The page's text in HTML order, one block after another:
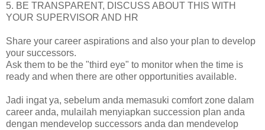
5. BE TRANSPARENT, DISCUSS ABOUT THIS WITH
YOUR SUPERVISOR AND HR
Share your career aspirations and also your plan to develop
your successors.
Ask them to be the "third eye" to monitor when the time is
ready and when there are other opportunities available.
Jadi ingat ya, sebelum anda memasuki comfort zone dalam
career anda, mulailah menyiapkan succession plan anda
dengan mendevelop successors anda dan mendevelop